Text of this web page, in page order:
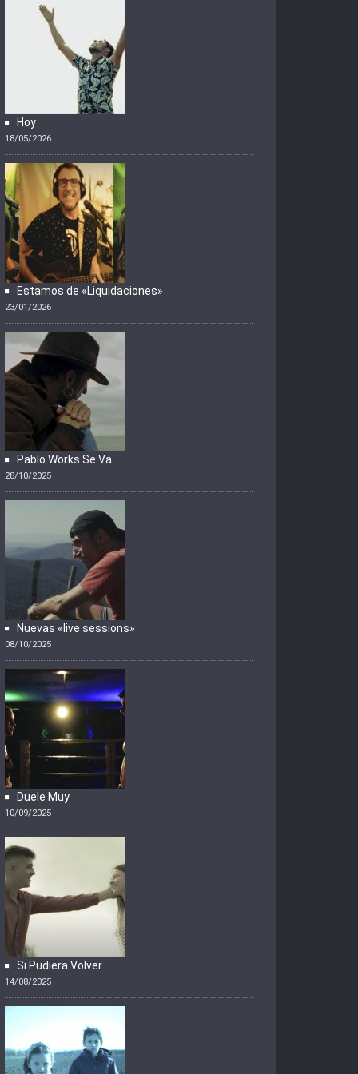
Hoy
18/05/2026
Estamos de «Liquidaciones»
23/01/2026
Pablo Works Se Va
28/10/2025
Nuevas «live sessions»
08/10/2025
Duele Muy
10/09/2025
Si Pudiera Volver
14/08/2025